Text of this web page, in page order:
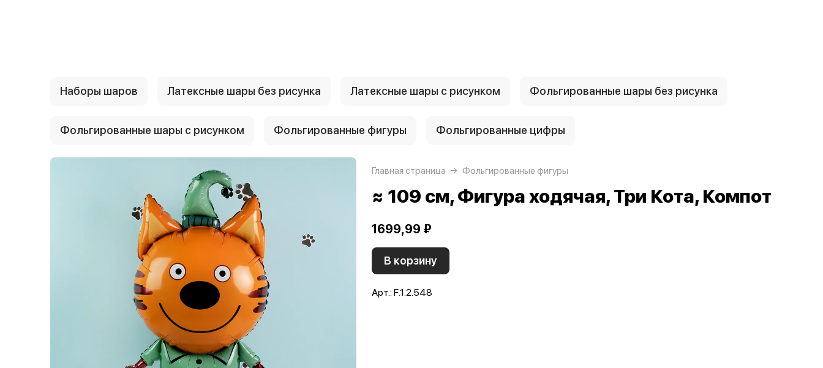
Наборы шаров Латексные шары без рисунка Латексные шары с рисунком Фольгированные шары без рисунка
Фольгированные шары с рисунком Фольгированные фигуры Фольгированные цифры
Главная страница Фольгированные фигуры
≈ 109 см, Фигура ходячая, Три Кота, Компот
1699,99 ₽
В корзину
Арт.: F.1.2.548